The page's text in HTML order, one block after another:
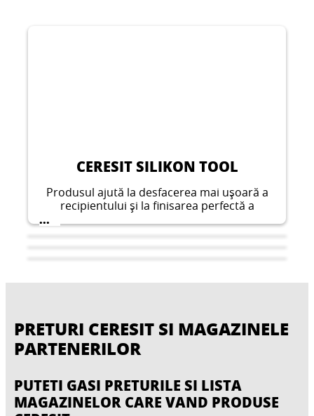
CERESIT SILIKON TOOL
Produsul ajută la desfacerea mai ușoară a
recipientului și la finisarea perfectă a
...
PRETURI CERESIT SI MAGAZINELE
PARTENERILOR
PUTETI GASI PRETURILE SI LISTA
MAGAZINELOR CARE VAND PRODUSE